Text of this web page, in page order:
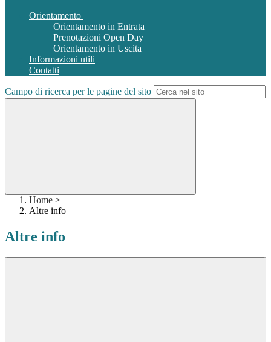
Orientamento
Orientamento in Entrata
Prenotazioni Open Day
Orientamento in Uscita
Informazioni utili
Contatti
Campo di ricerca per le pagine del sito
Home >
Altre info
Altre info